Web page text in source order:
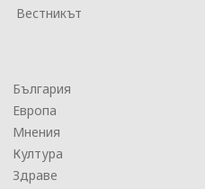
Вестникът
България
Европа
Мнения
Култура
Здраве